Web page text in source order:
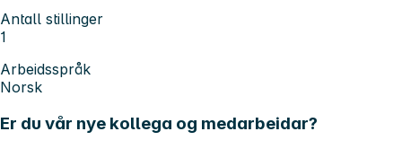
Antall stillinger
1
Arbeidsspråk
Norsk
Er du vår nye kollega og medarbeidar?